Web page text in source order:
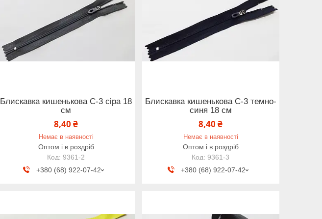
Блискавка кишенькова С-3 сіра 18
см
8,40 ₴
Немає в наявності
Оптом і в роздріб
9361-2
+380 (68) 922-07-42
Блискавка кишенькова С-3 темно-
синя 18 см
8,40 ₴
Немає в наявності
Оптом і в роздріб
9361-3
+380 (68) 922-07-42